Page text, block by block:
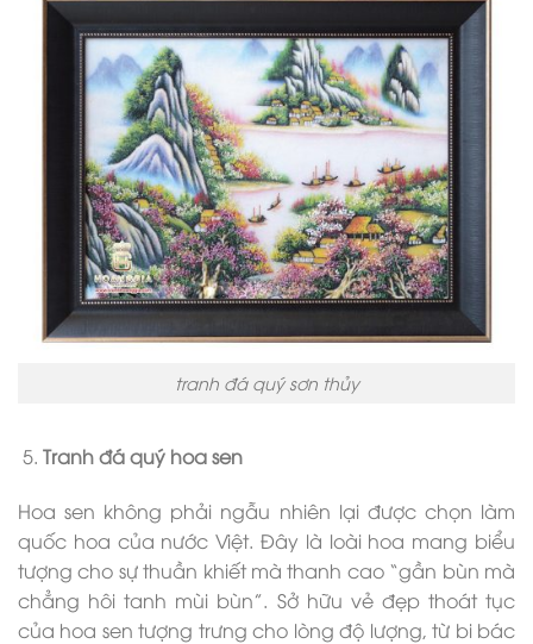
tranh đá quý sơn thủy
Tranh đá quý hoa sen
Hoa sen không phải ngẫu nhiên lại được chọn làm
quốc hoa của nước Việt. Đây là loài hoa mang biểu
tượng cho sự thuần khiết mà thanh cao “gần bùn mà
chẳng hôi tanh mùi bùn”. Sở hữu vẻ đẹp thoát tục
của hoa sen tượng trưng cho lòng độ lượng, từ bi bác